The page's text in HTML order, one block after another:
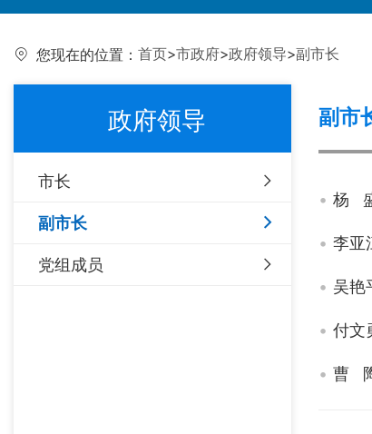
您现在的位置： 首页>市政府>政府领导>副市长
政府领导
市长
副市长
党组成员
副市
杨
李亚
吴艳
付文
曹